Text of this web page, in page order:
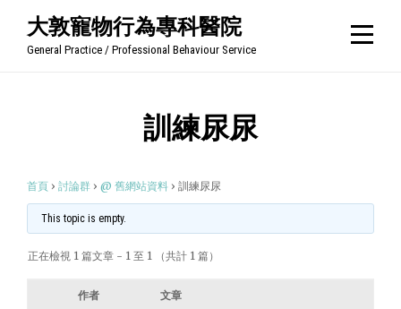
大敦寵物行為專科醫院
General Practice / Professional Behaviour Service
訓練尿尿
首頁 › 討論群 › @ 舊網站資料 › 訓練尿尿
This topic is empty.
正在檢視 1 篇文章 - 1 至 1 （共計 1 篇）
作者 文章